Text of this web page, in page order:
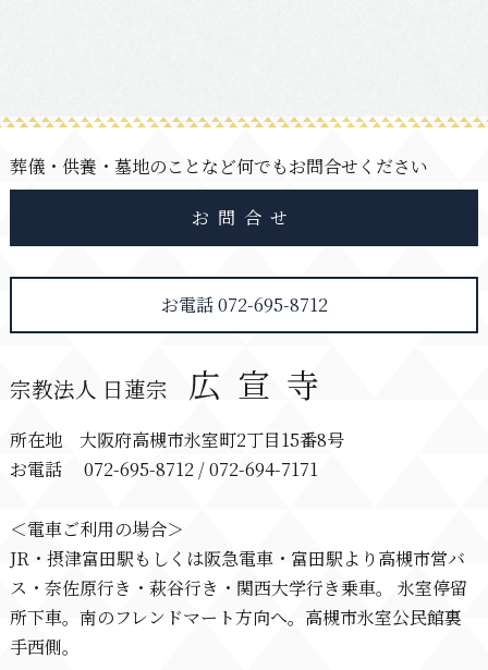
葬儀・供養・墓地のことなど何でもお問合せください
お問合せ
お電話 072-695-8712
宗教法人 日蓮宗 広宣寺
所在地 大阪府高槻市氷室町2丁目15番8号
お電話 072-695-8712 / 072-694-7171
＜電車ご利用の場合＞
JR・摂津富田駅もしくは阪急電車・富田駅より高槻市営バ
ス・奈佐原行き・萩谷行き・関西大学行き乗車。 氷室停留
所下車。南のフレンドマート方向へ。高槻市氷室公民館裏
手西側。